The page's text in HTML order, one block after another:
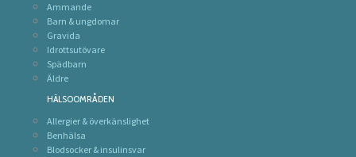
Ammande
Barn & ungdomar
Gravida
Idrottsutövare
Spädbarn
Äldre
HÄLSOOMRÅDEN
Allergier & överkänslighet
Benhälsa
Blodsocker & insulinsvar